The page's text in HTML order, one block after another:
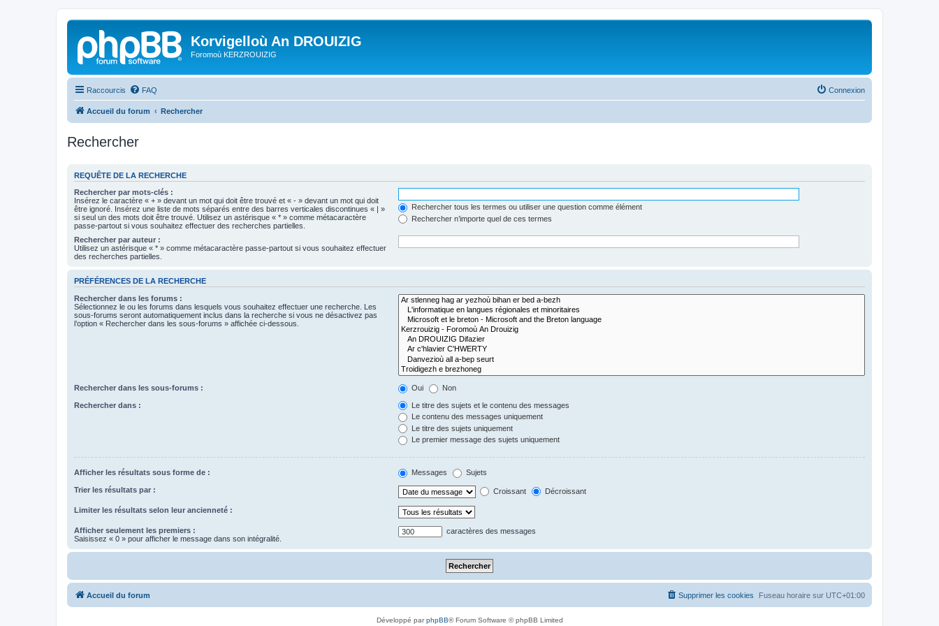
Korvigelloù An DROUIZIG
Foromoù KERZROUIZIG
Raccourcis FAQ Connexion
Accueil du forum Rechercher
Rechercher
REQUÊTE DE LA RECHERCHE
Rechercher par mots-clés :
Insérez le caractère « + » devant un mot qui doit être trouvé et « - » devant un mot qui doit
être ignoré. Insérez une liste de mots séparés entre des barres verticales discontinues « | »
si seul un des mots doit être trouvé. Utilisez un astérisque « * » comme métacaractère
passe-partout si vous souhaitez effectuer des recherches partielles.
Rechercher tous les termes ou utiliser une question comme élément
Rechercher n’importe quel de ces termes
Rechercher par auteur :
Utilisez un astérisque « * » comme métacaractère passe-partout si vous souhaitez effectuer
des recherches partielles.
PRÉFÉRENCES DE LA RECHERCHE
Rechercher dans les forums :
Sélectionnez le ou les forums dans lesquels vous souhaitez effectuer une recherche. Les
sous-forums seront automatiquement inclus dans la recherche si vous ne désactivez pas
l’option « Rechercher dans les sous-forums » affichée ci-dessous.
Rechercher dans les sous-forums : Oui Non
Rechercher dans :
Le titre des sujets et le contenu des messages
Le contenu des messages uniquement
Le titre des sujets uniquement
Le premier message des sujets uniquement
Afficher les résultats sous forme de : Messages Sujets
Trier les résultats par : Croissant Décroissant
Limiter les résultats selon leur ancienneté :
Afficher seulement les premiers :
Saisissez « 0 » pour afficher le message dans son intégralité.
caractères des messages
Accueil du forum Fuseau horaire sur UTC+01:00
Supprimer les cookies
Développé parphpBB® Forum Software © phpBB Limited